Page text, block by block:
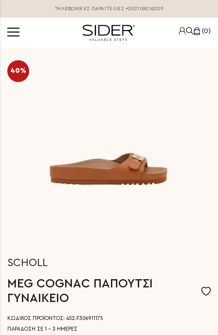
ΤΗΛΕΦΩΝΙΚΕΣ ΠΑΡΑΓΓΕΛΊΕΣ+302108016209
0
40%
SCHOLL
MEG COGNAC ΠΑΠΟΥΤΣΙ
ΓΥΝΑΙΚΕΙΟ
ΚΩΔΙΚΟΣ ΠΡΟΪΟΝΤΟΣ: 452.F306911175
ΠΑΡΑΔΟΣΗ ΣΕ 1 - 3 ΗΜΕΡΕΣ